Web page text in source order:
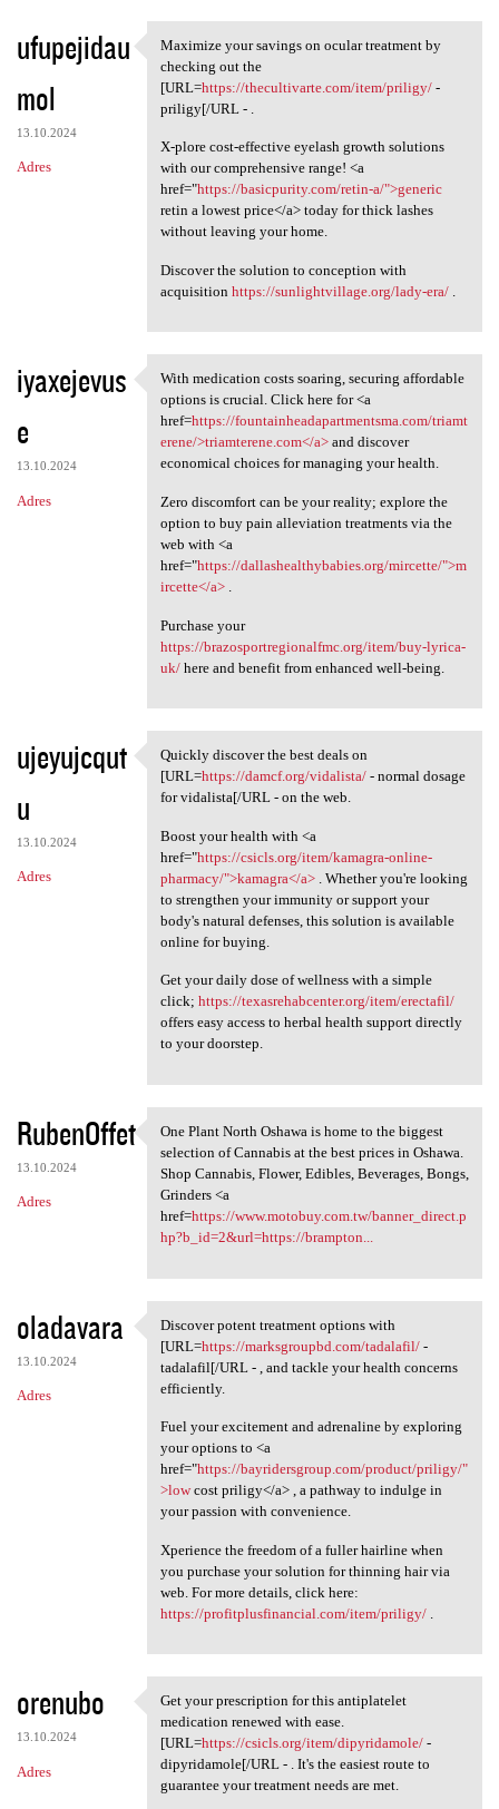
ufupejidau
mol
13.10.2024
Adres
Maximize your savings on
Maximize your savings on ocular treatment by
checking out the
[URL=https://thecultivarte.com/item/priligy/-
priligy[/URL - .
X-plore cost-effective eyelash growth solutions
with our comprehensive range! <a
href="https://basicpurity.com/retin-a/">generic
retin a lowest price</a> today for thick lashes
without leaving your home.
Discover the solution to conception with
acquisition https://sunlightvillage.org/lady-era/.
iyaxejevus
e
13.10.2024
Adres
With medication costs soaring
With medication costs soaring, securing affordable
options is crucial. Click here for <a
href=https://fountainheadapartmentsma.com/triamt
erene/>triamterene.com</a>and discover
economical choices for managing your health.
Zero discomfort can be your reality; explore the
option to buy pain alleviation treatments via the
web with <a
href="https://dallashealthybabies.org/mircette/">m
ircette</a>.
Purchase your
https://brazosportregionalfmc.org/item/buy-lyrica-
uk/here and benefit from enhanced well-being.
ujeyujcqut
u
13.10.2024
Adres
Quickly discover the best
Quickly discover the best deals on
[URL=https://damcf.org/vidalista/- normal dosage
for vidalista[/URL - on the web.
Boost your health with <a
href="https://csicls.org/item/kamagra-online-
pharmacy/">kamagra</a>. Whether you're looking
to strengthen your immunity or support your
body's natural defenses, this solution is available
online for buying.
Get your daily dose of wellness with a simple
click; https://texasrehabcenter.org/item/erectafil/
offers easy access to herbal health support directly
to your doorstep.
RubenOffet
13.10.2024
Adres
One Plant North Oshawa is
One Plant North Oshawa is home to the biggest
selection of Cannabis at the best prices in Oshawa.
Shop Cannabis, Flower, Edibles, Beverages, Bongs,
Grinders <a
href=https://www.motobuy.com.tw/banner_direct.p
hp?b_id=2&url=https://brampton...
oladavara
13.10.2024
Adres
Discover potent treatment
Discover potent treatment options with
[URL=https://marksgroupbd.com/tadalafil/-
tadalafil[/URL - , and tackle your health concerns
efficiently.
Fuel your excitement and adrenaline by exploring
your options to <a
href="https://bayridersgroup.com/product/priligy/"
>lowcost priligy</a> , a pathway to indulge in
your passion with convenience.
Xperience the freedom of a fuller hairline when
you purchase your solution for thinning hair via
web. For more details, click here:
https://profitplusfinancial.com/item/priligy/.
orenubo
13.10.2024
Adres
Get your prescription for
Get your prescription for this antiplatelet
medication renewed with ease.
[URL=https://csicls.org/item/dipyridamole/-
dipyridamole[/URL - . It's the easiest route to
guarantee your treatment needs are met.